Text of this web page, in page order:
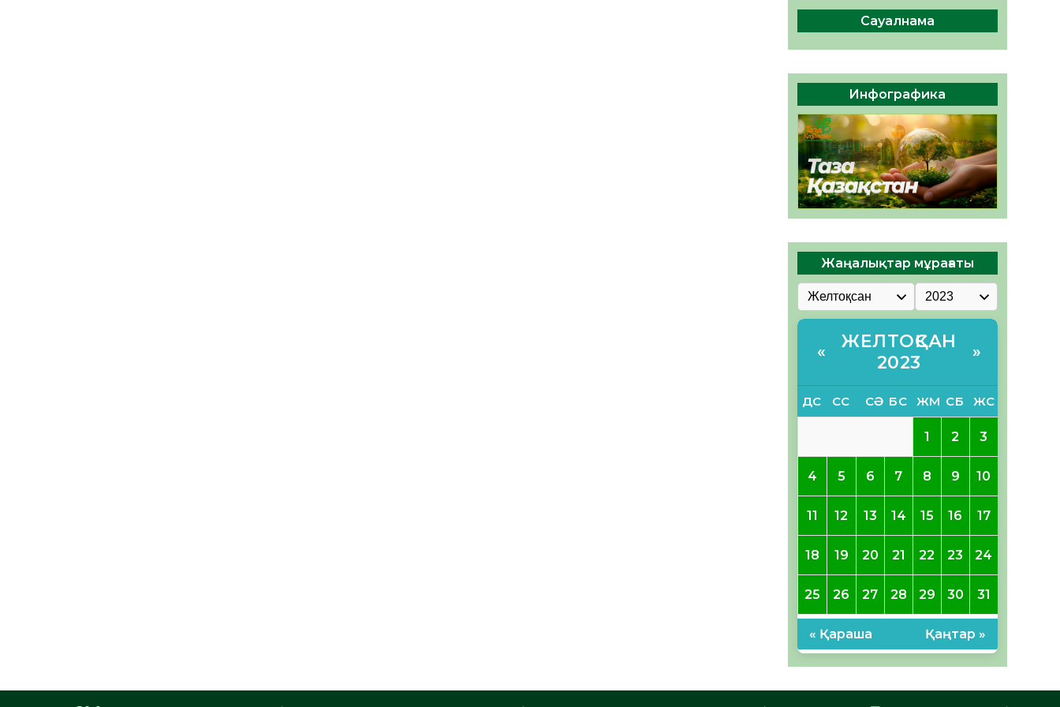
Руслан Рүстемұлы облыс
әкімінің кеңесшісі болып
тағайындалды
05.08.2026
47 0
Сауалнама
Инфографика
Жаңалықтар мұрағаты
«
ЖЕЛТОҚСАН
2023
»
ДС СС СӘ БС ЖМ СБ ЖС
1 2 3
4 5 6 7 8 9 10
11 12 13 14 15 16 17
18 19 20 21 22 23 24
25 26 27 28 29 30 31
« Қараша Қаңтар »